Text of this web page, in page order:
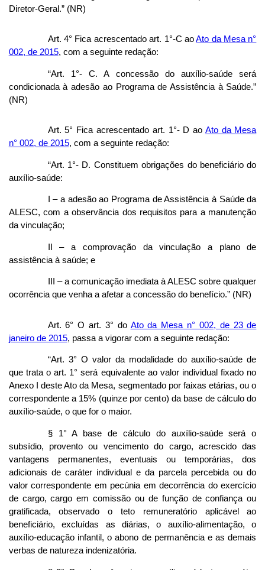
Diretor-Geral.” (NR)
Art. 4° Fica acrescentado art. 1°-C aoAto da Mesa n°
002, de 2015, com a seguinte redação:
“Art. 1°- C. A concessão do auxílio-saúde será
condicionada à adesão ao Programa de Assistência à Saúde.”
(NR)
Art. 5° Fica acrescentado art. 1°- D ao Ato da Mesa
n° 002, de 2015, com a seguinte redação:
“Art. 1°- D. Constituem obrigações do beneficiário do
auxílio-saúde:
I – a adesão ao Programa de Assistência à Saúde da
ALESC, com a observância dos requisitos para a manutenção
da vinculação;
II – a comprovação da vinculação a plano de
assistência à saúde; e
III – a comunicação imediata à ALESC sobre qualquer
ocorrência que venha a afetar a concessão do benefício.” (NR)
Art. 6° O art. 3° do Ato da Mesa n° 002, de 23 de
janeiro de 2015, passa a vigorar com a seguinte redação:
“Art. 3° O valor da modalidade do auxílio-saúde de
que trata o art. 1° será equivalente ao valor individual fixado no
Anexo I deste Ato da Mesa, segmentado por faixas etárias, ou o
correspondente a 15% (quinze por cento) da base de cálculo do
auxílio-saúde, o que for o maior.
§ 1° A base de cálculo do auxílio-saúde será o
subsídio, provento ou vencimento do cargo, acrescido das
vantagens permanentes, eventuais ou temporárias, dos
adicionais de caráter individual e da parcela percebida ou do
valor correspondente em pecúnia em decorrência do exercício
de cargo, cargo em comissão ou de função de confiança ou
gratificada, observado o teto remuneratório aplicável ao
beneficiário, excluídas as diárias, o auxílio-alimentação, o
auxílio-educação infantil, o abono de permanência e as demais
verbas de natureza indenizatória.